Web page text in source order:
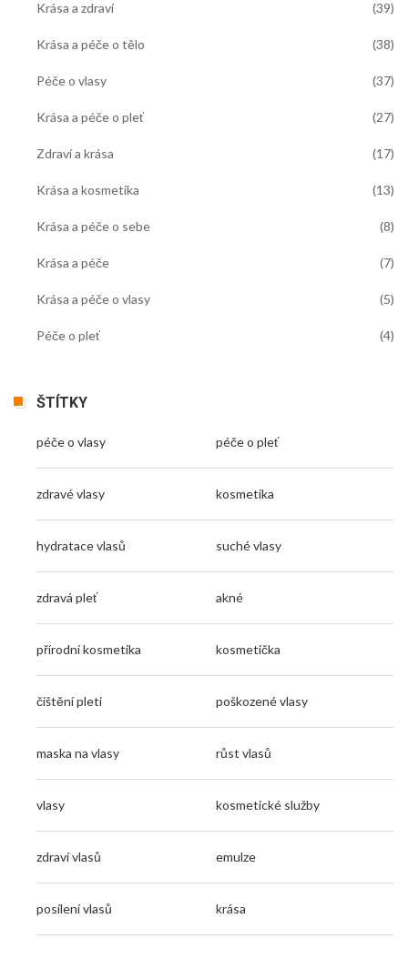
Krása a zdraví (39)
Krása a péče o tělo (38)
Péče o vlasy (37)
Krása a péče o pleť (27)
Zdraví a krása (17)
Krása a kosmetika (13)
Krása a péče o sebe (8)
Krása a péče (7)
Krása a péče o vlasy (5)
Péče o pleť (4)
ŠTÍTKY
péče o vlasy péče o pleť
zdravé vlasy kosmetika
hydratace vlasů suché vlasy
zdravá pleť akné
přírodní kosmetika kosmetička
čištění pleti poškozené vlasy
maska na vlasy růst vlasů
vlasy kosmetické služby
zdraví vlasů emulze
posílení vlasů krása